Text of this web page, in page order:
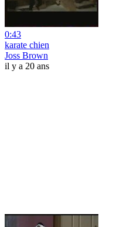
0:43
karate chien
Joss Brown
il y a 20 ans